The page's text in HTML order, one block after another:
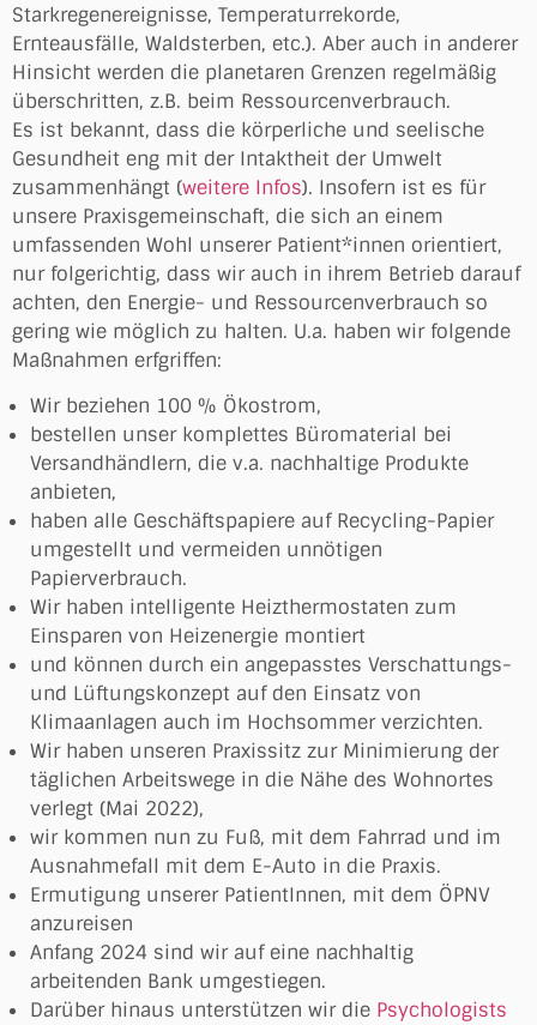
Starkregenereignisse, Temperaturrekorde,
Ernteausfälle, Waldsterben, etc.). Aber auch in anderer
Hinsicht werden die planetaren Grenzen regelmäßig
überschritten, z.B. beim Ressourcenverbrauch.
Es ist bekannt, dass die körperliche und seelische
Gesundheit eng mit der Intaktheit der Umwelt
zusammenhängt (weitere Infos). Insofern ist es für
unsere Praxisgemeinschaft, die sich an einem
umfassenden Wohl unserer Patient*innen orientiert,
nur folgerichtig, dass wir auch in ihrem Betrieb darauf
achten, den Energie- und Ressourcenverbrauch so
gering wie möglich zu halten. U.a. haben wir folgende
Maßnahmen erfgriffen:
Wir beziehen 100 % Ökostrom,
bestellen unser komplettes Büromaterial bei
Versandhändlern, die v.a. nachhaltige Produkte
anbieten,
haben alle Geschäftspapiere auf Recycling-Papier
umgestellt und vermeiden unnötigen
Papierverbrauch.
Wir haben intelligente Heizthermostaten zum
Einsparen von Heizenergie montiert
und können durch ein angepasstes Verschattungs-
und Lüftungskonzept auf den Einsatz von
Klimaanlagen auch im Hochsommer verzichten.
Wir haben unseren Praxissitz zur Minimierung der
täglichen Arbeitswege in die Nähe des Wohnortes
verlegt (Mai 2022),
wir kommen nun zu Fuß, mit dem Fahrrad und im
Ausnahmefall mit dem E-Auto in die Praxis.
Ermutigung unserer PatientInnen, mit dem ÖPNV
anzureisen
Anfang 2024 sind wir auf eine nachhaltig
arbeitenden Bank umgestiegen.
Darüber hinaus unterstützen wir die Psychologists